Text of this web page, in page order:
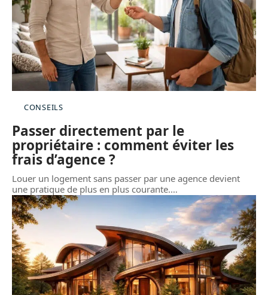
CONSEILS
Passer directement par le
propriétaire : comment éviter les
frais d’agence ?
Louer un logement sans passer par une agence devient
une pratique de plus en plus courante.…